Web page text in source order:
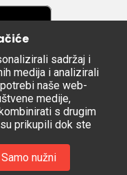
sadržaj i
medija i analizirali
naše web-
medije,
s drugim
prikupili dok ste
Samo nužni